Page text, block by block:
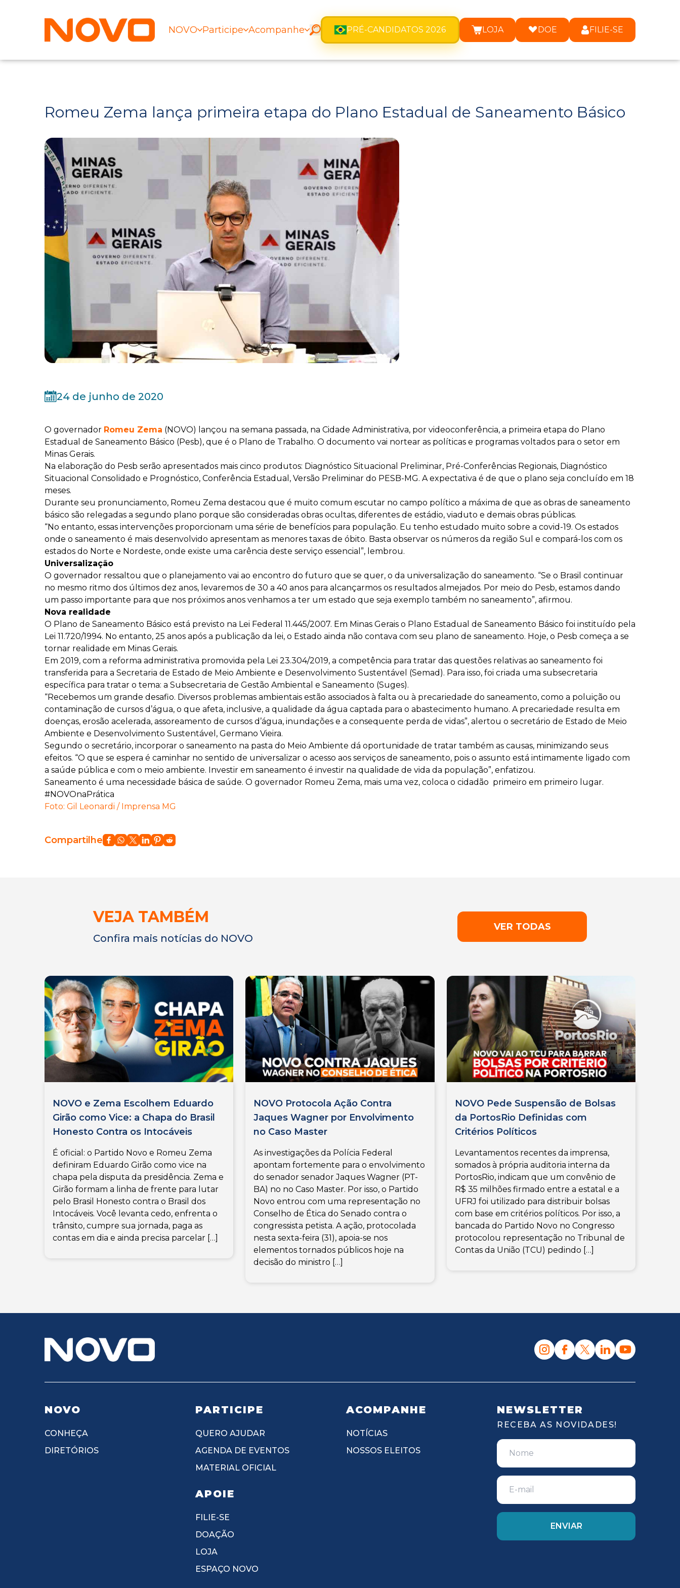
NOVO Participe Acompanhe PRÉ-CANDIDATOS 2026 LOJA DOE FILIE-SE
Romeu Zema lança primeira etapa do Plano Estadual de Saneamento Básico
24 de junho de 2020
O governador Romeu Zema (NOVO) lançou na semana passada, na Cidade Administrativa, por videoconferência, a primeira etapa do Plano
Estadual de Saneamento Básico (Pesb), que é o Plano de Trabalho. O documento vai nortear as políticas e programas voltados para o setor em
Minas Gerais.
Na elaboração do Pesb serão apresentados mais cinco produtos: Diagnóstico Situacional Preliminar, Pré-Conferências Regionais, Diagnóstico
Situacional Consolidado e Prognóstico, Conferência Estadual, Versão Preliminar do PESB-MG. A expectativa é de que o plano seja concluído em 18
meses.
Durante seu pronunciamento, Romeu Zema destacou que é muito comum escutar no campo político a máxima de que as obras de saneamento
básico são relegadas a segundo plano porque são consideradas obras ocultas, diferentes de estádio, viaduto e demais obras públicas.
“No entanto, essas intervenções proporcionam uma série de benefícios para população. Eu tenho estudado muito sobre a covid-19. Os estados
onde o saneamento é mais desenvolvido apresentam as menores taxas de óbito. Basta observar os números da região Sul e compará-los com os
estados do Norte e Nordeste, onde existe uma carência deste serviço essencial”, lembrou.
Universalização
O governador ressaltou que o planejamento vai ao encontro do futuro que se quer, o da universalização do saneamento. “Se o Brasil continuar
no mesmo ritmo dos últimos dez anos, levaremos de 30 a 40 anos para alcançarmos os resultados almejados. Por meio do Pesb, estamos dando
um passo importante para que nos próximos anos venhamos a ter um estado que seja exemplo também no saneamento”, afirmou.
Nova realidade
O Plano de Saneamento Básico está previsto na Lei Federal 11.445/2007. Em Minas Gerais o Plano Estadual de Saneamento Básico foi instituído pela
Lei 11.720/1994. No entanto, 25 anos após a publicação da lei, o Estado ainda não contava com seu plano de saneamento. Hoje, o Pesb começa a se
tornar realidade em Minas Gerais.
Em 2019, com a reforma administrativa promovida pela Lei 23.304/2019, a competência para tratar das questões relativas ao saneamento foi
transferida para a Secretaria de Estado de Meio Ambiente e Desenvolvimento Sustentável (Semad). Para isso, foi criada uma subsecretaria
específica para tratar o tema: a Subsecretaria de Gestão Ambiental e Saneamento (Suges).
“Recebemos um grande desafio. Diversos problemas ambientais estão associados à falta ou à precariedade do saneamento, como a poluição ou
contaminação de cursos d’água, o que afeta, inclusive, a qualidade da água captada para o abastecimento humano. A precariedade resulta em
doenças, erosão acelerada, assoreamento de cursos d’água, inundações e a consequente perda de vidas”, alertou o secretário de Estado de Meio
Ambiente e Desenvolvimento Sustentável, Germano Vieira.
Segundo o secretário, incorporar o saneamento na pasta do Meio Ambiente dá oportunidade de tratar também as causas, minimizando seus
efeitos. “O que se espera é caminhar no sentido de universalizar o acesso aos serviços de saneamento, pois o assunto está intimamente ligado com
a saúde pública e com o meio ambiente. Investir em saneamento é investir na qualidade de vida da população”, enfatizou.
Saneamento é uma necessidade básica de saúde. O governador Romeu Zema, mais uma vez, coloca o cidadão primeiro em primeiro lugar.
#NOVOnaPrática
Foto: Gil Leonardi / Imprensa MG
Compartilhe
VEJA TAMBÉM
Confira mais notícias do NOVO
VER TODAS
NOVO e Zema Escolhem Eduardo
Girão como Vice: a Chapa do Brasil
Honesto Contra os Intocáveis
É oficial: o Partido Novo e Romeu Zema
definiram Eduardo Girão como vice na
chapa pela disputa da presidência. Zema e
Girão formam a linha de frente para lutar
pelo Brasil Honesto contra o Brasil dos
Intocáveis. Você levanta cedo, enfrenta o
trânsito, cumpre sua jornada, paga as
contas em dia e ainda precisa parcelar […]
NOVO Protocola Ação Contra
Jaques Wagner por Envolvimento
no Caso Master
As investigações da Polícia Federal
apontam fortemente para o envolvimento
do senador senador Jaques Wagner (PT-
BA) no no Caso Master. Por isso, o Partido
Novo entrou com uma representação no
Conselho de Ética do Senado contra o
congressista petista. A ação, protocolada
nesta sexta-feira (31), apoia-se nos
elementos tornados públicos hoje na
decisão do ministro […]
NOVO Pede Suspensão de Bolsas
da PortosRio Definidas com
Critérios Políticos
Levantamentos recentes da imprensa,
somados à própria auditoria interna da
PortosRio, indicam que um convênio de
R$ 35 milhões firmado entre a estatal e a
UFRJ foi utilizado para distribuir bolsas
com base em critérios políticos. Por isso, a
bancada do Partido Novo no Congresso
protocolou representação no Tribunal de
Contas da União (TCU) pedindo […]
NOVO
CONHEÇA
DIRETÓRIOS
PARTICIPE
QUERO AJUDAR
AGENDA DE EVENTOS
MATERIAL OFICIAL
APOIE
FILIE-SE
DOAÇÃO
LOJA
ESPAÇO NOVO
ACOMPANHE
NOTÍCIAS
NOSSOS ELEITOS
NEWSLETTER
RECEBA AS NOVIDADES!